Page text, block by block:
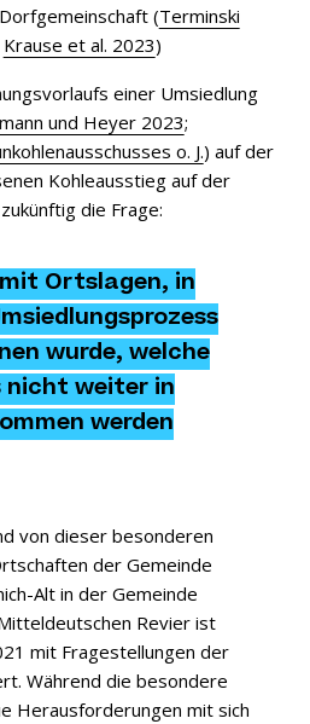
(Terminski
Krause et al. 2023)
einer Umsiedlung
und Heyer 2023;
o. J.) auf der
Kohleausstieg auf der
die Frage:
Ortslagen, in
wurde, welche
nicht weiter in
werden
von dieser besonderen
der Gemeinde
Alt in der Gemeinde
Revier ist
mit Fragestellungen der
Während die besondere
Herausforderungen mit sich